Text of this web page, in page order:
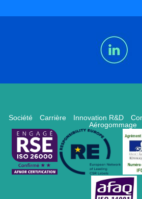
Société Carrière Innovation R&D
Aérogommage